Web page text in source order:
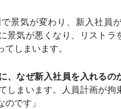
景気が変わり、新入社員
景気が悪くなり、リストラ
しまいます。
、なぜ新入社員を入れるの
しまいます。人員計画が拘
です」